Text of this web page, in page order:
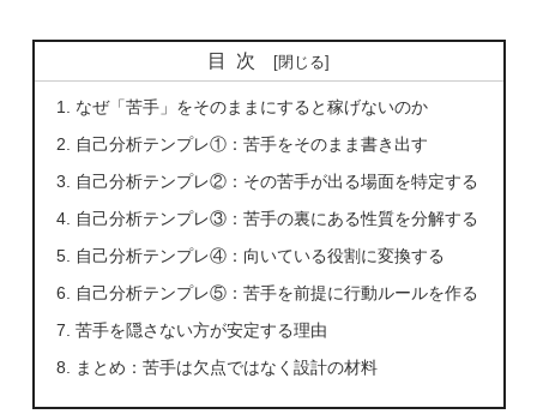
目次
なぜ「苦手」をそのままにすると稼げないのか
自己分析テンプレ①：苦手をそのまま書き出す
自己分析テンプレ②：その苦手が出る場面を特定する
自己分析テンプレ③：苦手の裏にある性質を分解する
自己分析テンプレ④：向いている役割に変換する
自己分析テンプレ⑤：苦手を前提に行動ルールを作る
苦手を隠さない方が安定する理由
まとめ：苦手は欠点ではなく設計の材料